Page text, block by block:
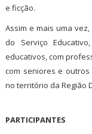
e ficção.
Assim e mais uma
do Serviço
educativos, com
com seniores e
no território da Região
PARTICIPANTES